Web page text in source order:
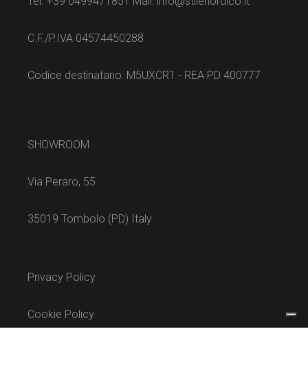
C.F./P.IVA 04574450288
Codice destinatario: M5UXCR1 - REA PD 400777
SHOWROOM
Via Peraro, 55
35019 Tombolo (PD) Italy
Privacy Policy
Cookie Policy